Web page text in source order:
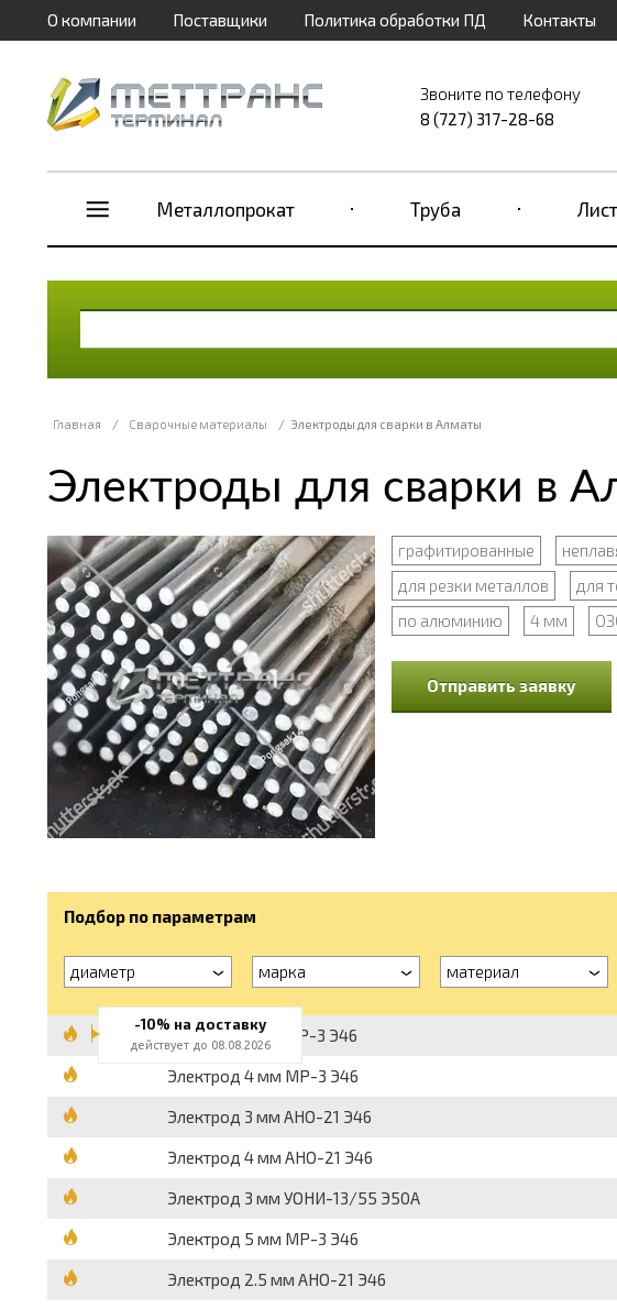
О компании Поставщики Политика обработки ПД Контакты
Звоните по телефону
8 (727) 317-28-68
Металлопрокат Труба Лист
Главная / Сварочные материалы / Электроды для сварки в Алматы
Электроды для сварки в
графитированные
для резки металлов
для
по алюминию
4 мм
Отправить заявку
Подбор по параметрам
диаметр марка материал
Электрод 3 мм МР-3 Э46
Электрод 4 мм МР-3 Э46
Электрод 3 мм АНО-21 Э46
Электрод 4 мм АНО-21 Э46
Электрод 3 мм УОНИ-13/55 Э50А
Электрод 5 мм МР-3 Э46
Электрод 2.5 мм АНО-21 Э46
-10% на доставку
действует до 08.08.2026